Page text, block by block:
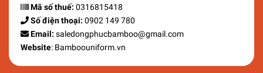
Mã số thuế: 0316815418
Số điện thoại: 0902 149 780
Email: saledongphucbamboo@gmail.com
Website: Bamboouniform.vn